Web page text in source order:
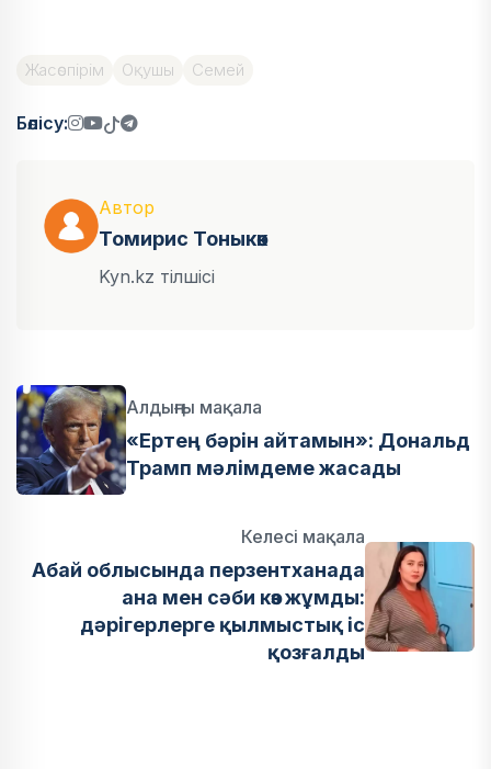
Жасөспірім Оқушы Семей
Бөлісу:
Автор
Томирис Тоныкөк
Kyn.kz тілшісі
Алдыңғы мақала
«Ертең бәрін айтамын»: Дональд
Трамп мәлімдеме жасады
Келесі мақала
Абай облысында перзентханада
ана мен сәби көз жұмды:
дәрігерлерге қылмыстық іс
қозғалды